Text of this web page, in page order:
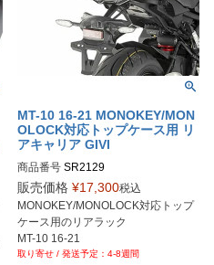
MT-10 16-21 MONOKEY/MON
OLOCK対応トップケース用 リ
アキャリア GIVI
商品番号 SR2129
販売価格 ¥17,300税込
MONOKEY/MONOLOCK対応トップ
ケース用のリアラック
MT-10 16-21
4-8週間